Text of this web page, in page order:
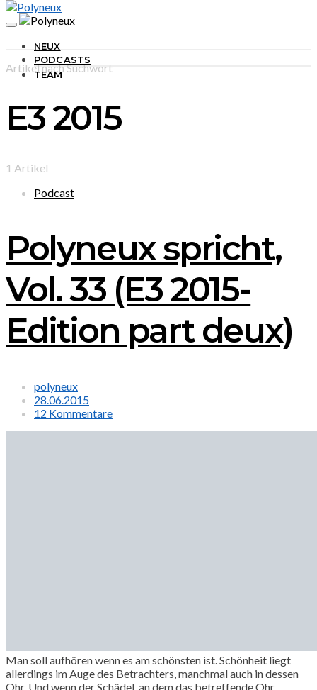
NEUX
PODCASTS
TEAM
Artikel nach Suchwort
E3 2015
1 Artikel
Podcast
Polyneux spricht,
Vol. 33 (E3 2015-
Edition part deux)
polyneux
28.06.2015
12 Kommentare
Man soll aufhören wenn es am schönsten ist. Schönheit liegt
allerdings im Auge des Betrachters, manchmal auch in dessen
Ohr. Und wenn der Schädel, an dem das betreffende Ohr